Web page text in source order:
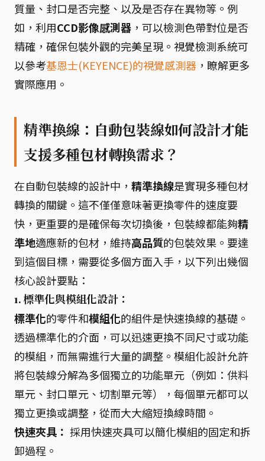
質量、封口是否完整、以及是否存在異物等。例
如，利用CCD影像感測器 ，可以檢測色帶對位是否
精確，確保包裝外觀的完美呈現。視覺檢測系統可
以參考基恩士(KEYENCE)的視覺感測器 ，瞭解更多
實際應用。
精準換線：自動包裝線如何設計才能
支援多種包材轉換需求？
在自動包裝線的設計中， 精準換線是實現多種包材
轉換的關鍵。這不僅僅意味著更換零件的速度要
快，更重要的是確保每次切換後，包裝線都能夠精
準地適應新的包材，維持高品質的包裝效果。要達
到這個目標，需要從多個方面入手，以下列出幾個
核心設計要點：
1. 標準化與模組化設計：
標準化的零件和模組化的組件是快速換線的基礎。
透過標準化的介面，可以迅速更換不同尺寸或功能
的模組，而無需進行大量的調整。模組化設計允許
將包裝線分解為多個獨立的功能單元（例如：供料
單元、封口單元、切割單元等），每個單元都可以
獨立更換或調整，從而大大縮短換線時間。
快速夾具： 採用快速夾具可以簡化模組的固定和拆
卸過程。